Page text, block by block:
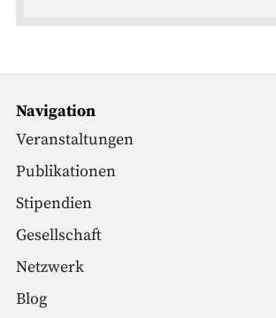
Navigation
Veranstaltungen
Publikationen
Stipendien
Gesellschaft
Netzwerk
Blog